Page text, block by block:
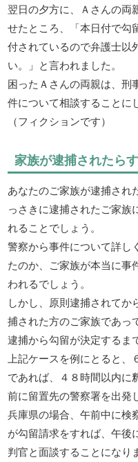
翌日の夕方に、Ａさんの両
せたところ、「本日付で勾
付されているので弁護士以
い。」と言われました。
困ったＡさんの両親は、刑
件について相談することに
（フィクションです）
家族が逮捕されたら
あなたのご家族が逮捕され
っさきに逮捕されたご家族
れることでしょう。
警察から事件について詳し
たのか、ご家族が本当に事
われるでしょう。
しかし、原則逮捕されてか
捕された方のご家族であっ
逮捕から勾留が決定するま
上記ケースを例にとると、
であれば、４８時間以内に
前に留置先の警察署を出発
兵庫県の場合、午前中に検
が勾留請求をすれば、午後
判官と面談することになり